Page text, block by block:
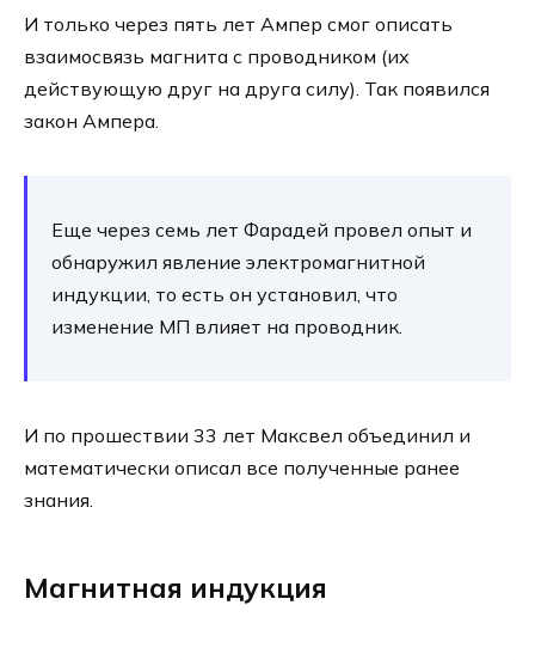
И только через пять лет Ампер смог описать
взаимосвязь магнита с проводником (их
действующую друг на друга силу). Так появился
закон Ампера.
Еще через семь лет Фарадей провел опыт и
обнаружил явление электромагнитной
индукции, то есть он установил, что
изменение МП влияет на проводник.
И по прошествии 33 лет Максвел объединил и
математически описал все полученные ранее
знания.
Магнитная индукция